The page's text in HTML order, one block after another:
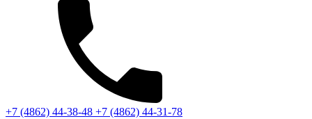
+7 (4862) 44-38-48 +7 (4862) 44-31-78